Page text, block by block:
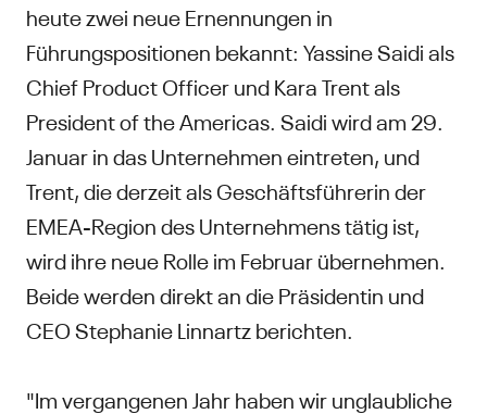
heute zwei neue Ernennungen in
Führungspositionen bekannt: Yassine Saidi als
Chief Product Officer und Kara Trent als
President of the Americas. Saidi wird am 29.
Januar in das Unternehmen eintreten, und
Trent, die derzeit als Geschäftsführerin der
EMEA-Region des Unternehmens tätig ist,
wird ihre neue Rolle im Februar übernehmen.
Beide werden direkt an die Präsidentin und
CEO Stephanie Linnartz berichten.
"Im vergangenen Jahr haben wir unglaubliche